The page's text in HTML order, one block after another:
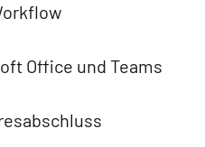
Office und Teams